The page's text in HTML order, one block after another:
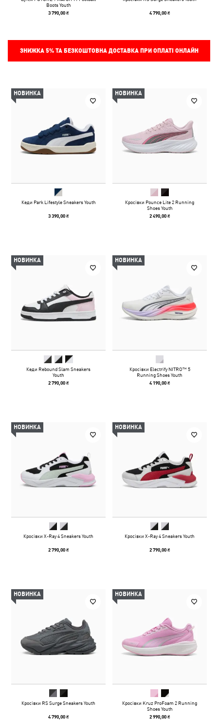
Boots Youth
3 790,00 ₴ 4 790,00 ₴
ЗНИЖКА 5%ТА БЕЗКОШТОВНА ДОСТАВКА ПРИ ОПЛАТІ ОНЛАЙН
НОВИНКА
Кеди Park Lifestyle Sneakers Youth
3 390,00 ₴
НОВИНКА
Кросівки Pounce Lite 2 Running
Shoes Youth
2 490,00 ₴
НОВИНКА
Кеди Rebound Slam Sneakers
Youth
2 790,00 ₴
НОВИНКА
Кросівки Electrify NITRO™ 5
Running Shoes Youth
4 190,00 ₴
НОВИНКА
Кросівки X-Ray 4 Sneakers Youth
2 790,00 ₴
НОВИНКА
Кросівки X-Ray 4 Sneakers Youth
2 790,00 ₴
НОВИНКА
Кросівки RS Surge Sneakers Youth
4 790,00 ₴
НОВИНКА
Кросівки Kruz ProFoam 2 Running
Shoes Youth
2 990,00 ₴